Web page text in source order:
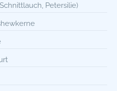
Petersilie)